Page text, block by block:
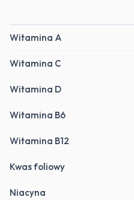
Witamina A
Witamina C
Witamina D
Witamina B6
Witamina B12
Kwas foliowy
Niacyna